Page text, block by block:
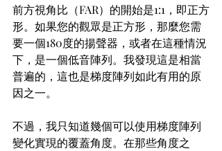
前方視角比（FAR）的開始是1:1，即正方
形。如果您的觀眾是正方形，那麼您需
要一個180度的揚聲器，或者在這種情況
下，是一個低音陣列。我發現這是相當
普遍的，這也是梯度陣列如此有用的原
因之一。
不過，我只知道幾個可以使用梯度陣列
變化實現的覆蓋角度。在那些角度之